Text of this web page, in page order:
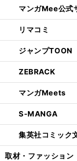
マンガMee公式
リマコミ
ジャンプTOON
ZEBRACK
マンガMeets
S-MANGA
集英社コミック
取材・ファッション